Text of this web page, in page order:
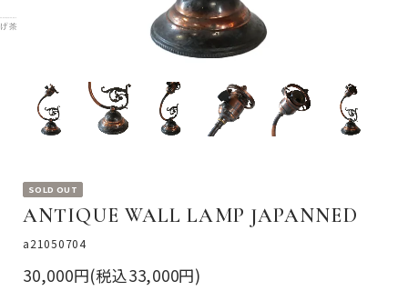
SOLD OUT
ANTIQUE WALL LAMP JAPANNED
a21050704
30,000円(税込33,000円)